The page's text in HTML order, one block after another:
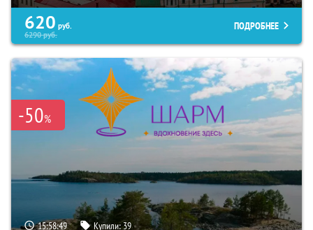
620 руб.
6290руб.
ПОДРОБНЕЕ
-50%
15:58:48 Купили:39